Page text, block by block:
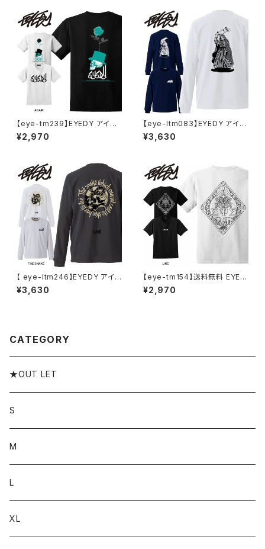
イズ ビッグシルエット 白 ブラッ
ク 黒 タン サンド ブラウン ビッ
グtシャツ アメカジ アウトドア ス
トリート 通勤 通学
【eye-tm239】EYEDY アイデ
ィー AGAIN ショートスリーブT
シャツ 大きいサイズ WHTIE BL
い おしゃれ
¥2,970
【eye-ltm083】EYEDY アイデ
ィー 大きいサイズ メンズ ロング
tシャツ ロンt SK8MARIA ブラ
¥3,630
【 eye-ltm246】EYEDY アイデ
ィー 大きいサイズ メンズ ロング
Tシャツ THE SNAKE ロンT 長
¥3,630
【eye-tm154】送料無料 EYED
Y アイディー LINE ライン ショ
ートスリーブTシャツ 大きいサイ
¥2,970
CATEGORY
★OUT LET
S
M
L
XL